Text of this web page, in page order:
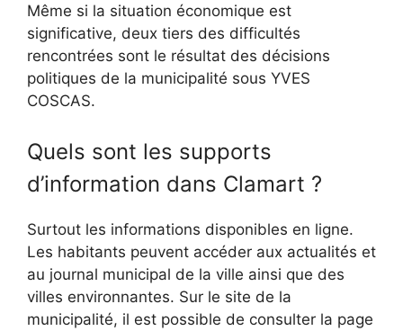
Même si la situation économique est
significative, deux tiers des difficultés
rencontrées sont le résultat des décisions
politiques de la municipalité sous YVES
COSCAS.
Quels sont les supports
d’information dans Clamart ?
Surtout les informations disponibles en ligne.
Les habitants peuvent accéder aux actualités et
au journal municipal de la ville ainsi que des
villes environnantes. Sur le site de la
municipalité, il est possible de consulter la page